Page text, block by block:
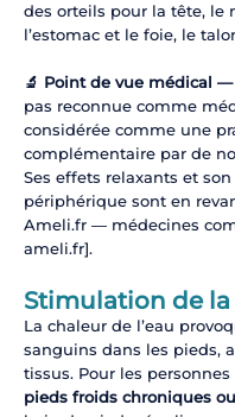
des orteils pour la tête, le
l’estomac et le foie, le
🔬 Point de vue médical —
pas reconnue comme
considérée comme une
complémentaire par de
Ses effets relaxants et
périphérique sont en
Ameli.fr — médecines
ameli.fr].
Stimulation de
La chaleur de l’eau
sanguins dans les pieds,
tissus. Pour les
pieds froids chroniques